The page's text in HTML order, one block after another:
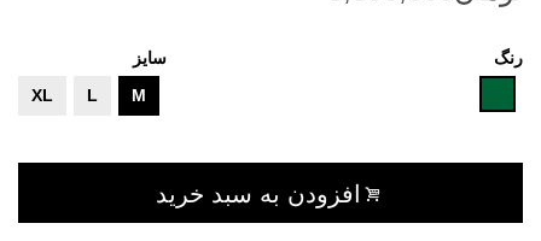
رنگ
تیره
سایز
M
L
XL
افزودن به سبد خرید